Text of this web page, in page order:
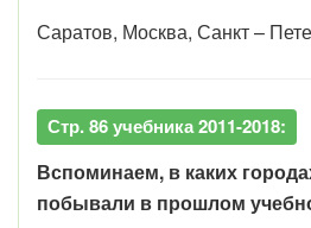
Саратов, Москва, Санкт –
Стр. 86 учебника 2011-2018:
Вспоминаем, в каких
побывали в прошлом